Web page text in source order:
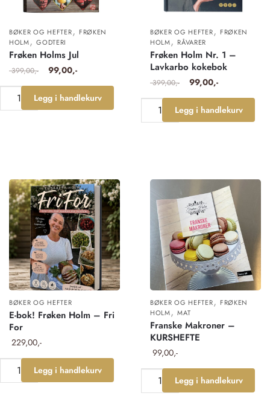
BØKER OG HEFTER, FRØKEN
HOLM,GODTERI
Frøken Holms Jul
399,00 99,00
Legg i handlekurv
BØKER OG HEFTER, FRØKEN
HOLM, RÅVARER
Frøken Holm Nr. 1 –
Lavkarbo kokebok
399,00 99,00
Legg i handlekurv
BØKER OG HEFTER
E-bok! Frøken Holm – Fri
For
229,00
Legg i handlekurv
BØKER OG HEFTER, FRØKEN
HOLM,MAT
Franske Makroner –
KURSHEFTE
99,00
Legg i handlekurv